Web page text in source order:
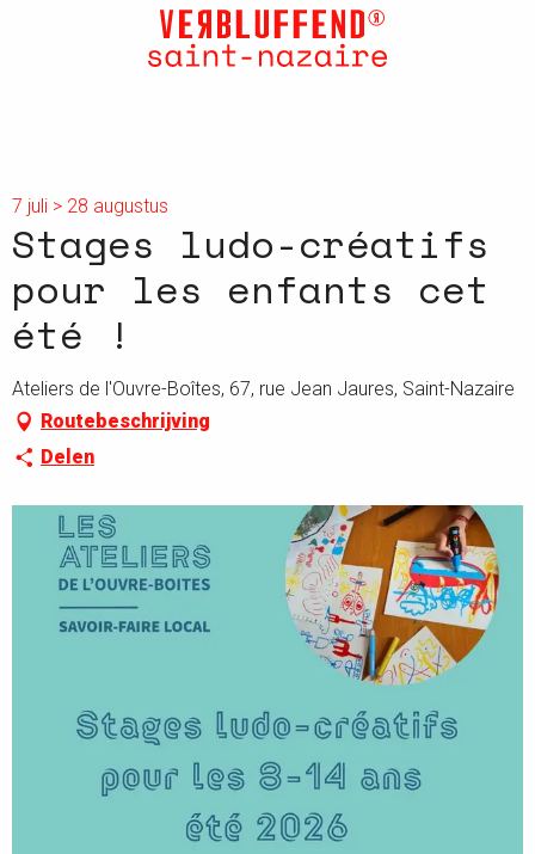
7 juli > 28 augustus
Stages ludo-créatifs
pour les enfants cet
été !
Ateliers de l'Ouvre-Boîtes, 67, rue Jean Jaures, Saint-Nazaire
Routebeschrijving
Delen